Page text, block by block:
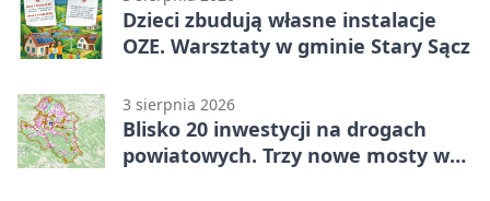
Dzieci zbudują własne instalacje
OZE. Warsztaty w gminie Stary Sącz
3 sierpnia 2026
Blisko 20 inwestycji na drogach
powiatowych. Trzy nowe mosty w